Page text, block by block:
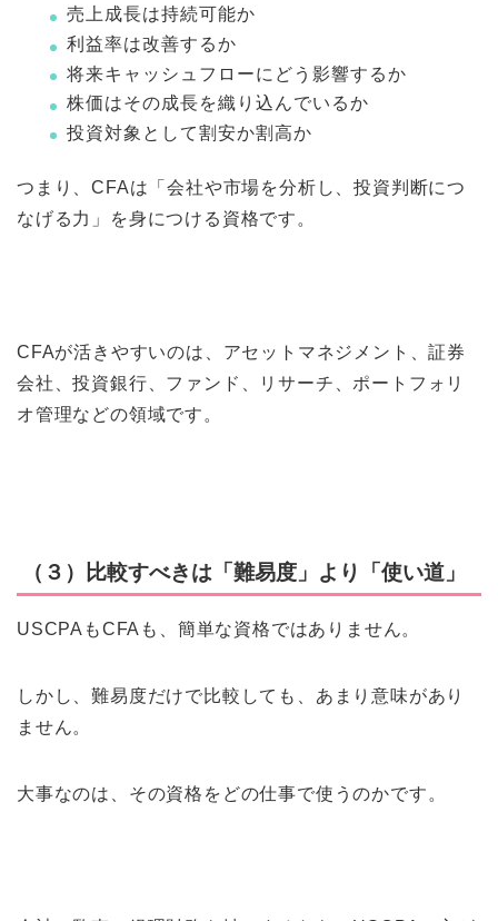
売上成長は持続可能か
利益率は改善するか
将来キャッシュフローにどう影響するか
株価はその成長を織り込んでいるか
投資対象として割安か割高か
つまり、CFAは「会社や市場を分析し、投資判断につ
なげる力」を身につける資格です。
CFAが活きやすいのは、アセットマネジメント、証券
会社、投資銀行、ファンド、リサーチ、ポートフォリ
オ管理などの領域です。
（３）比較すべきは「難易度」より「使い道」
USCPAもCFAも、簡単な資格ではありません。
しかし、難易度だけで比較しても、あまり意味があり
ません。
大事なのは、その資格をどの仕事で使うのかです。